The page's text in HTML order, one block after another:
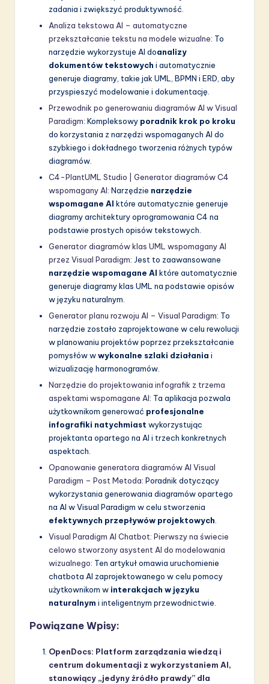
zadania i zwiększyć produktywność.
Analiza tekstowa AI – automatyczne
przekształcanie tekstu na modele wizualne: To
narzędzie wykorzystuje AI doanalizy
dokumentów tekstowych i automatycznie
generuje diagramy, takie jak UML, BPMN i ERD, aby
przyspieszyć modelowanie i dokumentację.
Przewodnik po generowaniu diagramów AI w Visual
Paradigm: Kompleksowy poradnik krok po kroku
do korzystania z narzędzi wspomaganych AI do
szybkiego i dokładnego tworzenia różnych typów
diagramów.
C4-PlantUML Studio | Generator diagramów C4
wspomagany AI: Narzędzie narzędzie
wspomagane AI które automatycznie generuje
diagramy architektury oprogramowania C4 na
podstawie prostych opisów tekstowych.
Generator diagramów klas UML wspomagany AI
przez Visual Paradigm: Jest to zaawansowane
narzędzie wspomagane AI które automatycznie
generuje diagramy klas UML na podstawie opisów
w języku naturalnym.
Generator planu rozwoju AI – Visual Paradigm: To
narzędzie zostało zaprojektowane w celu rewolucji
w planowaniu projektów poprzez przekształcanie
pomysłów wwykonalne szlaki działania i
wizualizację harmonogramów.
Narzędzie do projektowania infografik z trzema
aspektami wspomagane AI: Ta aplikacja pozwala
użytkownikom generować profesjonalne
infografiki natychmiast wykorzystując
projektanta opartego na AI i trzech konkretnych
aspektach.
Opanowanie generatora diagramów AI Visual
Paradigm – Post Metoda: Poradnik dotyczący
wykorzystania generowania diagramów opartego
na AI w Visual Paradigm w celu stworzenia
efektywnych przepływów projektowych.
Visual Paradigm AI Chatbot: Pierwszy na świecie
celowo stworzony asystent AI do modelowania
wizualnego: Ten artykuł omawia uruchomienie
chatbota AI zaprojektowanego w celu pomocy
użytkownikom w interakcjach w języku
naturalnym i inteligentnym przewodnictwie.
Powiązane Wpisy:
OpenDocs: Platform zarządzania wiedzą i
centrum dokumentacji z wykorzystaniem AI,
stanowiący „jedyny źródło prawdy” dla